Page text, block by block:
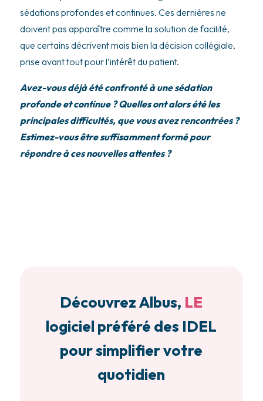
sédations profondes et continues. Ces dernières ne
doivent pas apparaître comme la solution de facilité,
que certains décrivent mais bien la décision collégiale,
prise avant tout pour l’intérêt du patient.
Avez-vous déjà été confronté à une sédation
profonde et continue ? Quelles ont alors été les
principales difficultés, que vous avez rencontrées ?
Estimez-vous être suffisamment formé pour
répondre à ces nouvelles attentes ?
Découvrez Albus, LE
logiciel préféré des IDEL
pour simplifier votre
quotidien